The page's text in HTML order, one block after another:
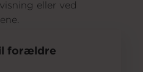
eller ved
forældre